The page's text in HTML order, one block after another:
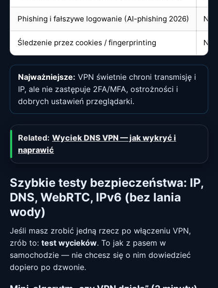
Phishing i fałszywe logowanie (AI-phishing 2026) Nie
Śledzenie przez cookies / fingerprinting Nie
Najważniejsze: VPN świetnie chroni transmisję i
IP, ale nie zastępuje 2FA/MFA, ostrożności i
dobrych ustawień przeglądarki.
Related: Wyciek DNS VPN — jak wykryć i
naprawić
Szybkie testy bezpieczeństwa: IP,
DNS, WebRTC, IPv6 (bez lania
wody)
Jeśli masz zrobić jedną rzecz po włączeniu VPN,
zrób to: test wycieków. To jak z pasem w
samochodzie — nie chcesz się o nim dowiedzieć
dopiero po dzwonie.